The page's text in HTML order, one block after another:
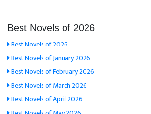
Best Novels of 2026
Best Novels of 2026
Best Novels of January 2026
Best Novels of February 2026
Best Novels of March 2026
Best Novels of April 2026